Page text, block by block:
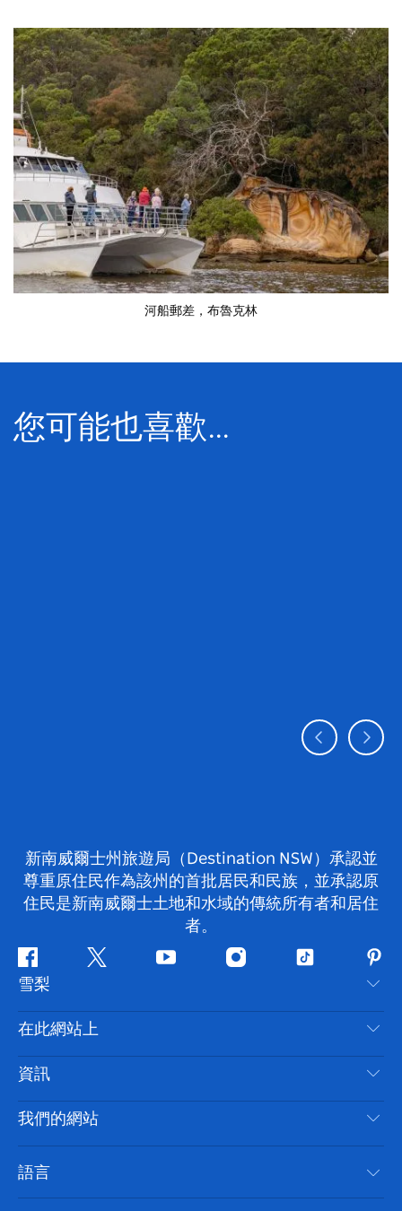
河船郵差 ，布魯克林
您可能也喜歡…
新南威爾士州旅遊局（Destination NSW）承認並
尊重原住民作為該州的首批居民和民族，並承認原
住民是新南威爾士土地和水域的傳統所有者和居住
者。
Facebook嘰
喳
喳
Youtube Instagram抖
雪梨
聯絡我們
免責聲明
隱私
Cookie 通知
在此網站上
目的地
要做的事情
新南威爾士州公路旅行
活動
住宿
資訊
旅行資訊
無障礙雪梨
列出您的業務
我們的網站
語言